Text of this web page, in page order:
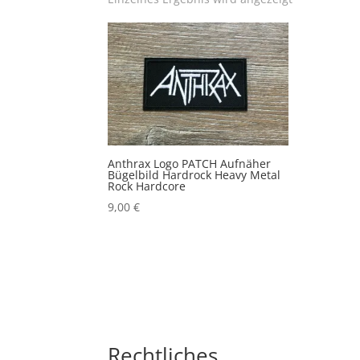
Anthrax Logo PATCH Aufnäher
Bügelbild Hardrock Heavy Metal
Rock Hardcore
9,00€